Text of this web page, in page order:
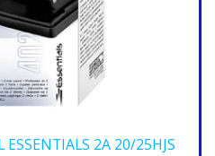
ESSENTIALS 2A 20/25HJS